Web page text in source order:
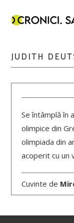
JUDITH
Se întâmplă în
olimpice din
olimpiada din
acoperit cu un
Cuvinte de